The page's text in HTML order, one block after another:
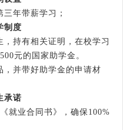
年带薪学习；
制度
持有相关证明，在校学习
元的国家助学金。
并带好助学金的申请材
承诺
业合同书》，确保100%